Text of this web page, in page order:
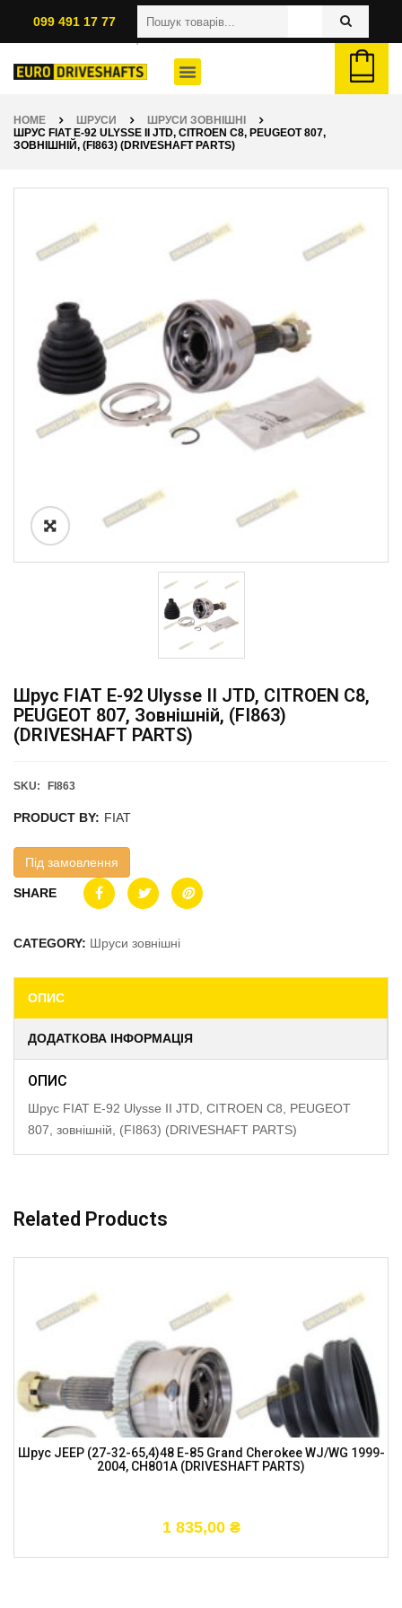
099 491 17 77
HOME ШРУСИ
ШРУСИ ЗОВНІШНІ
ШРУС FIAT E-92 ULYSSE II JTD, CITROEN C8, PEUGEOT 807,
ЗОВНІШНІЙ, (FI863) (DRIVESHAFT PARTS)
Шрус FIAT E-92 Ulysse II JTD, CITROEN C8,
PEUGEOT 807, Зовнішній, (FI863)
(DRIVESHAFT PARTS)
SKU: FI863
PRODUCT BY: FIAT
Під замовлення
SHARE
CATEGORY: Шруси зовнішні
ОПИС
ДОДАТКОВА ІНФОРМАЦІЯ
ОПИС
Шрус FIAT E-92 Ulysse II JTD, CITROEN C8, PEUGEOT
807, зовнішній, (FI863) (DRIVESHAFT PARTS)
Related Products
Шрус JEEP (27-32-65,4)48 E-85 Grand Cherokee WJ/WG 1999-
2004, CH801A (DRIVESHAFT PARTS)
1 835,00 ₴